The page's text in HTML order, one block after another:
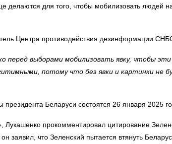
делаются для того, чтобы мобилизовать людей
Центра противодействия дезинформации
перед выборами мобилизовать явку, чтобы
потому что без явки и картинки не
Беларуси состоятся 26 января 2025
Лукашенко прокомментировал цитирование
заявил, что Зеленский пытается втянуть